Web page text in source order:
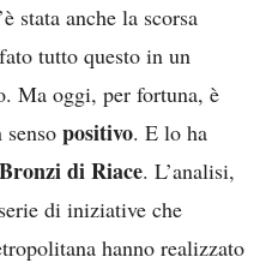
stata anche la scorsa
tutto questo in un
Ma oggi, per fortuna, è
positivo. E lo ha
Bronzi di Riace. L’analisi,
di iniziative che
hanno realizzato